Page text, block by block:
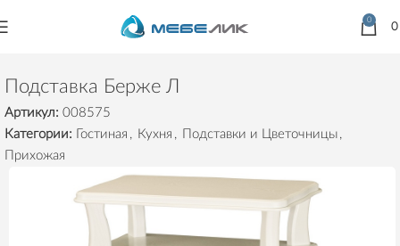
0
Подставка Берже Л
Артикул: 008575
Категории:
Гостиная , Кухня , Подставки и Цветочницы ,
Прихожая